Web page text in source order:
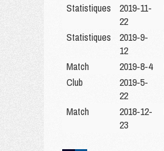
Statistiques
2019-11-
22
Statistiques
2019-9-
12
Match 2019-8-4
Club
2019-5-
22
Match
2018-12-
23